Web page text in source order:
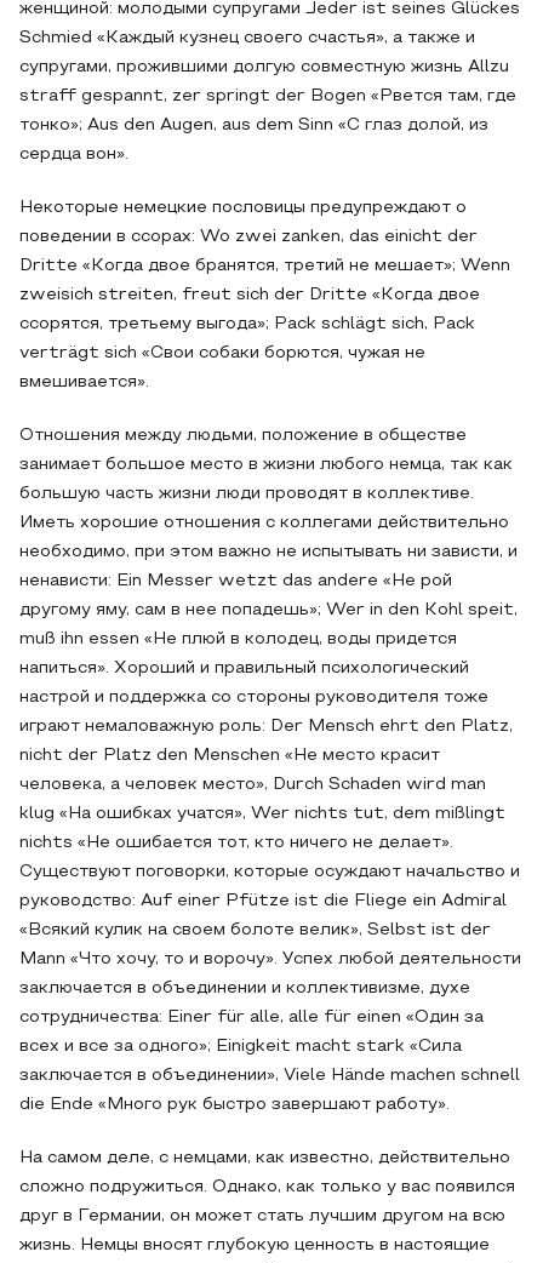
женщиной: молодыми супругами Jeder ist seines Glückes
Schmied «Каждый кузнец своего счастья», а также и
супругами, прожившими долгую совместную жизнь Allzu
straff gespannt, zer springt der Bogen «Рвется там, где
тонко»; Aus den Augen, aus dem Sinn «С глаз долой, из
сердца вон».
Некоторые немецкие пословицы предупреждают о
поведении в ссорах: Wo zwei zanken, das einicht der
Dritte «Когда двое бранятся, третий не мешает»; Wenn
zweisich streiten, freut sich der Dritte «Когда двое
ссорятся, третьему выгода»; Pack schlägt sich, Pack
verträgt sich «Свои собаки борются, чужая не
вмешивается».
Отношения между людьми, положение в обществе
занимает большое место в жизни любого немца, так как
большую часть жизни люди проводят в коллективе.
Иметь хорошие отношения с коллегами действительно
необходимо, при этом важно не испытывать ни зависти, и
ненависти: Ein Messer wetzt das andere «Не рой
другому яму, сам в нее попадешь»; Wer in den Kohl speit,
muß ihn essen «Не плюй в колодец, воды придется
напиться». Хороший и правильный психологический
настрой и поддержка со стороны руководителя тоже
играют немаловажную роль: Der Mensch ehrt den Platz,
nicht der Platz den Menschen «Не место красит
человека, а человек место», Durch Schaden wird man
klug «На ошибках учатся», Wer nichts tut, dem mißlingt
nichts «Не ошибается тот, кто ничего не делает».
Существуют поговорки, которые осуждают начальство и
руководство: Auf einer Pfütze ist die Fliege ein Admiral
«Всякий кулик на своем болоте велик», Selbst ist der
Mann «Что хочу, то и ворочу». Успех любой деятельности
заключается в объединении и коллективизме, духе
сотрудничества: Einer für аlle, alle für еinen «Один за
всех и все за одного»; Еinigkеit mаcht stаrk «Сила
заключается в объединении», Viele Hände machen schnell
die Ende «Много рук быстро завершают работу».
На самом деле, с немцами, как известно, действительно
сложно подружиться. Однако, как только у вас появился
друг в Германии, он может стать лучшим другом на всю
жизнь. Немцы вносят глубокую ценность в настоящие